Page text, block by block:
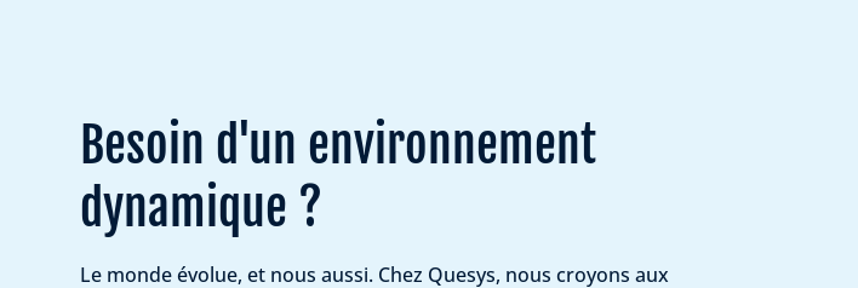
Besoin d'un environnement
dynamique ?
Le monde évolue, et nous aussi. Chez Quesys, nous croyons aux